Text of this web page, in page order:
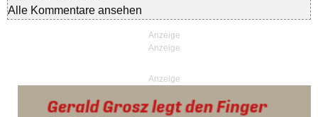
Alle Kommentare ansehen
Anzeige